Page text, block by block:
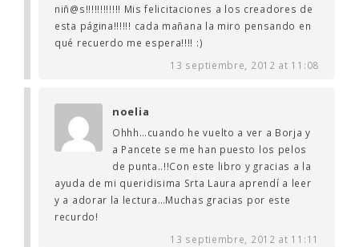
niñ@s!!!!!!!!!!!! Mis felicitaciones a los creadores de
esta página!!!!!! cada mañana la miro pensando en
qué recuerdo me espera!!!! :)
13 septiembre, 2012 at 11:08
noelia
Ohhh…cuando he vuelto a ver a Borja y
a Pancete se me han puesto los pelos
de punta..!!Con este libro y gracias a la
ayuda de mi queridisima Srta Laura aprendí a leer
y a adorar la lectura…Muchas gracias por este
recurdo!
13 septiembre, 2012 at 11:11